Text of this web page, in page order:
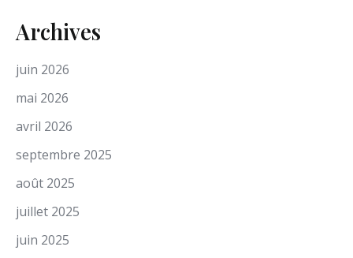
Archives
juin 2026
mai 2026
avril 2026
septembre 2025
août 2025
juillet 2025
juin 2025